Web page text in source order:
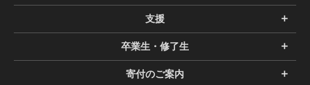
支援
卒業生・修了生
寄付のご案内